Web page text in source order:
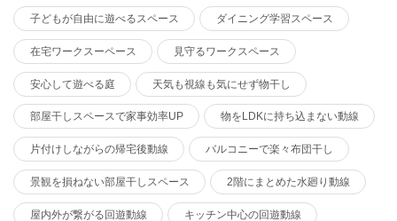
子どもが自由に遊べるスペース ダイニング学習スペース
在宅ワークスーペース 見守るワークスペース
安心して遊べる庭 天気も視線も気にせず物干し
部屋干しスペースで家事効率UP 物をLDKに持ち込まない動線
片付けしながらの帰宅後動線 バルコニーで楽々布団干し
景観を損ねない部屋干しスペース 2階にまとめた水廻り動線
屋内外が繋がる回遊動線 キッチン中心の回遊動線